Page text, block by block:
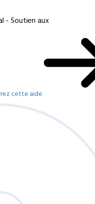
- Soutien aux
cette aide